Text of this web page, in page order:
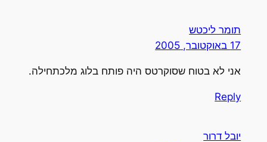
תומר ליכטש
17 באוקטובר, 2005
אני לא בטוח שסוקרטס היה פותח בלוג מלכתחילה.
Reply
יובל דרור